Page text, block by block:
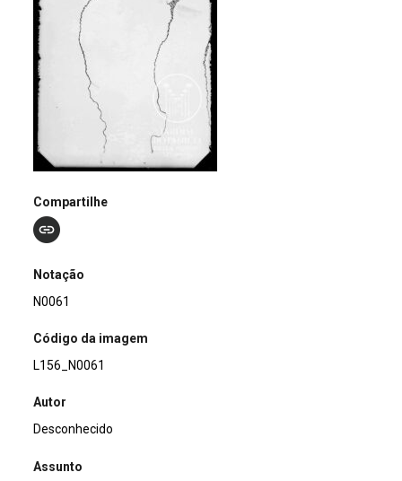
Compartilhe
Notação
N0061
Código da imagem
L156_N0061
Autor
Desconhecido
Assunto